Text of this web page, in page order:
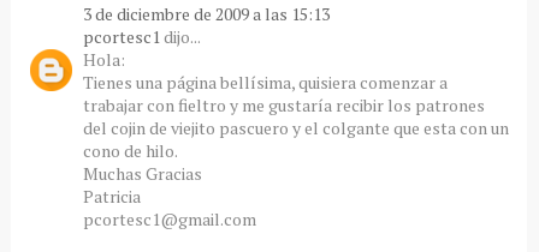
3 de diciembre de 2009 a las 15:13
pcortesc1 dijo...
Hola:
Tienes una página bellísima, quisiera comenzar a
trabajar con fieltro y me gustaría recibir los patrones
del cojin de viejito pascuero y el colgante que esta con un
cono de hilo.
Muchas Gracias
Patricia
pcortesc1@gmail.com